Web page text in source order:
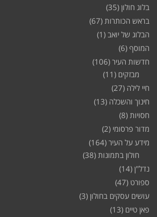
בלוג חולון (35)
בראש הכותרות (67)
הבלוג של יואב (1)
המוסף (6)
חדשות העיר (106)
מבזקים (11)
חיי לילה (27)
חינוך והשכלה (13)
חסויות (8)
מדור פרסומי (2)
מידע על העיר (164)
חולון בתמונות (38)
נדל"ן (14)
ספורט (47)
עושים עסקים בחולון (3)
פאן טיים (13)